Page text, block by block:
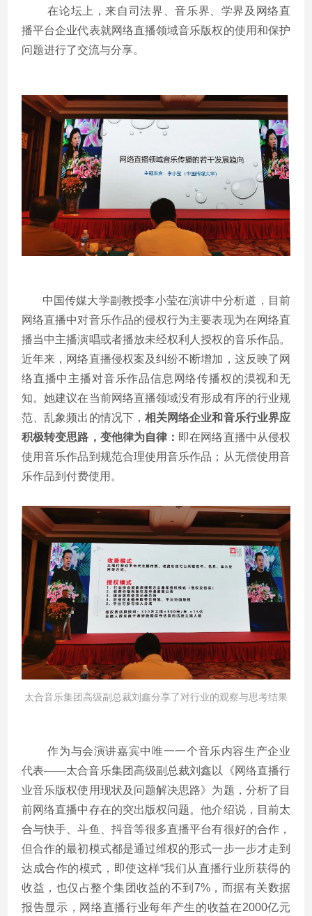
在论坛上，来自司法界、音乐界、学界及网络直
播平台企业代表就网络直播领域音乐版权的使用和保护
问题进行了交流与分享。
中国传媒大学副教授李小莹在演讲中分析道，目前
网络直播中对音乐作品的侵权行为主要表现为在网络直
播当中主播演唱或者播放未经权利人授权的音乐作品。
近年来，网络直播侵权案及纠纷不断增加，这反映了网
络直播中主播对音乐作品信息网络传播权的漠视和无
知。她建议在当前网络直播领域没有形成有序的行业规
范、乱象频出的情况下， 相关网络企业和音乐行业界应
积极转变思路，变他律为自律： 即在网络直播中从侵权
使用音乐作品到规范合理使用音乐作品；从无偿使用音
乐作品到付费使用。
太合音乐集团高级副总裁刘鑫分享了对行业的观察与思考结果
作为与会演讲嘉宾中唯一一个音乐内容生产企业
代表——太合音乐集团高级副总裁刘鑫以《网络直播行
业音乐版权使用现状及问题解决思路》为题，分析了目
前网络直播中存在的突出版权问题。他介绍说，目前太
合与快手、斗鱼、抖音等很多直播平台有很好的合作，
但合作的最初模式都是通过维权的形式一步一步才走到
达成合作的模式，即使这样“我们从直播行业所获得的
收益，也仅占整个集团收益的不到 7%，而据有关数据
报告显示，网络直播行业每年产生的收益在2000亿元